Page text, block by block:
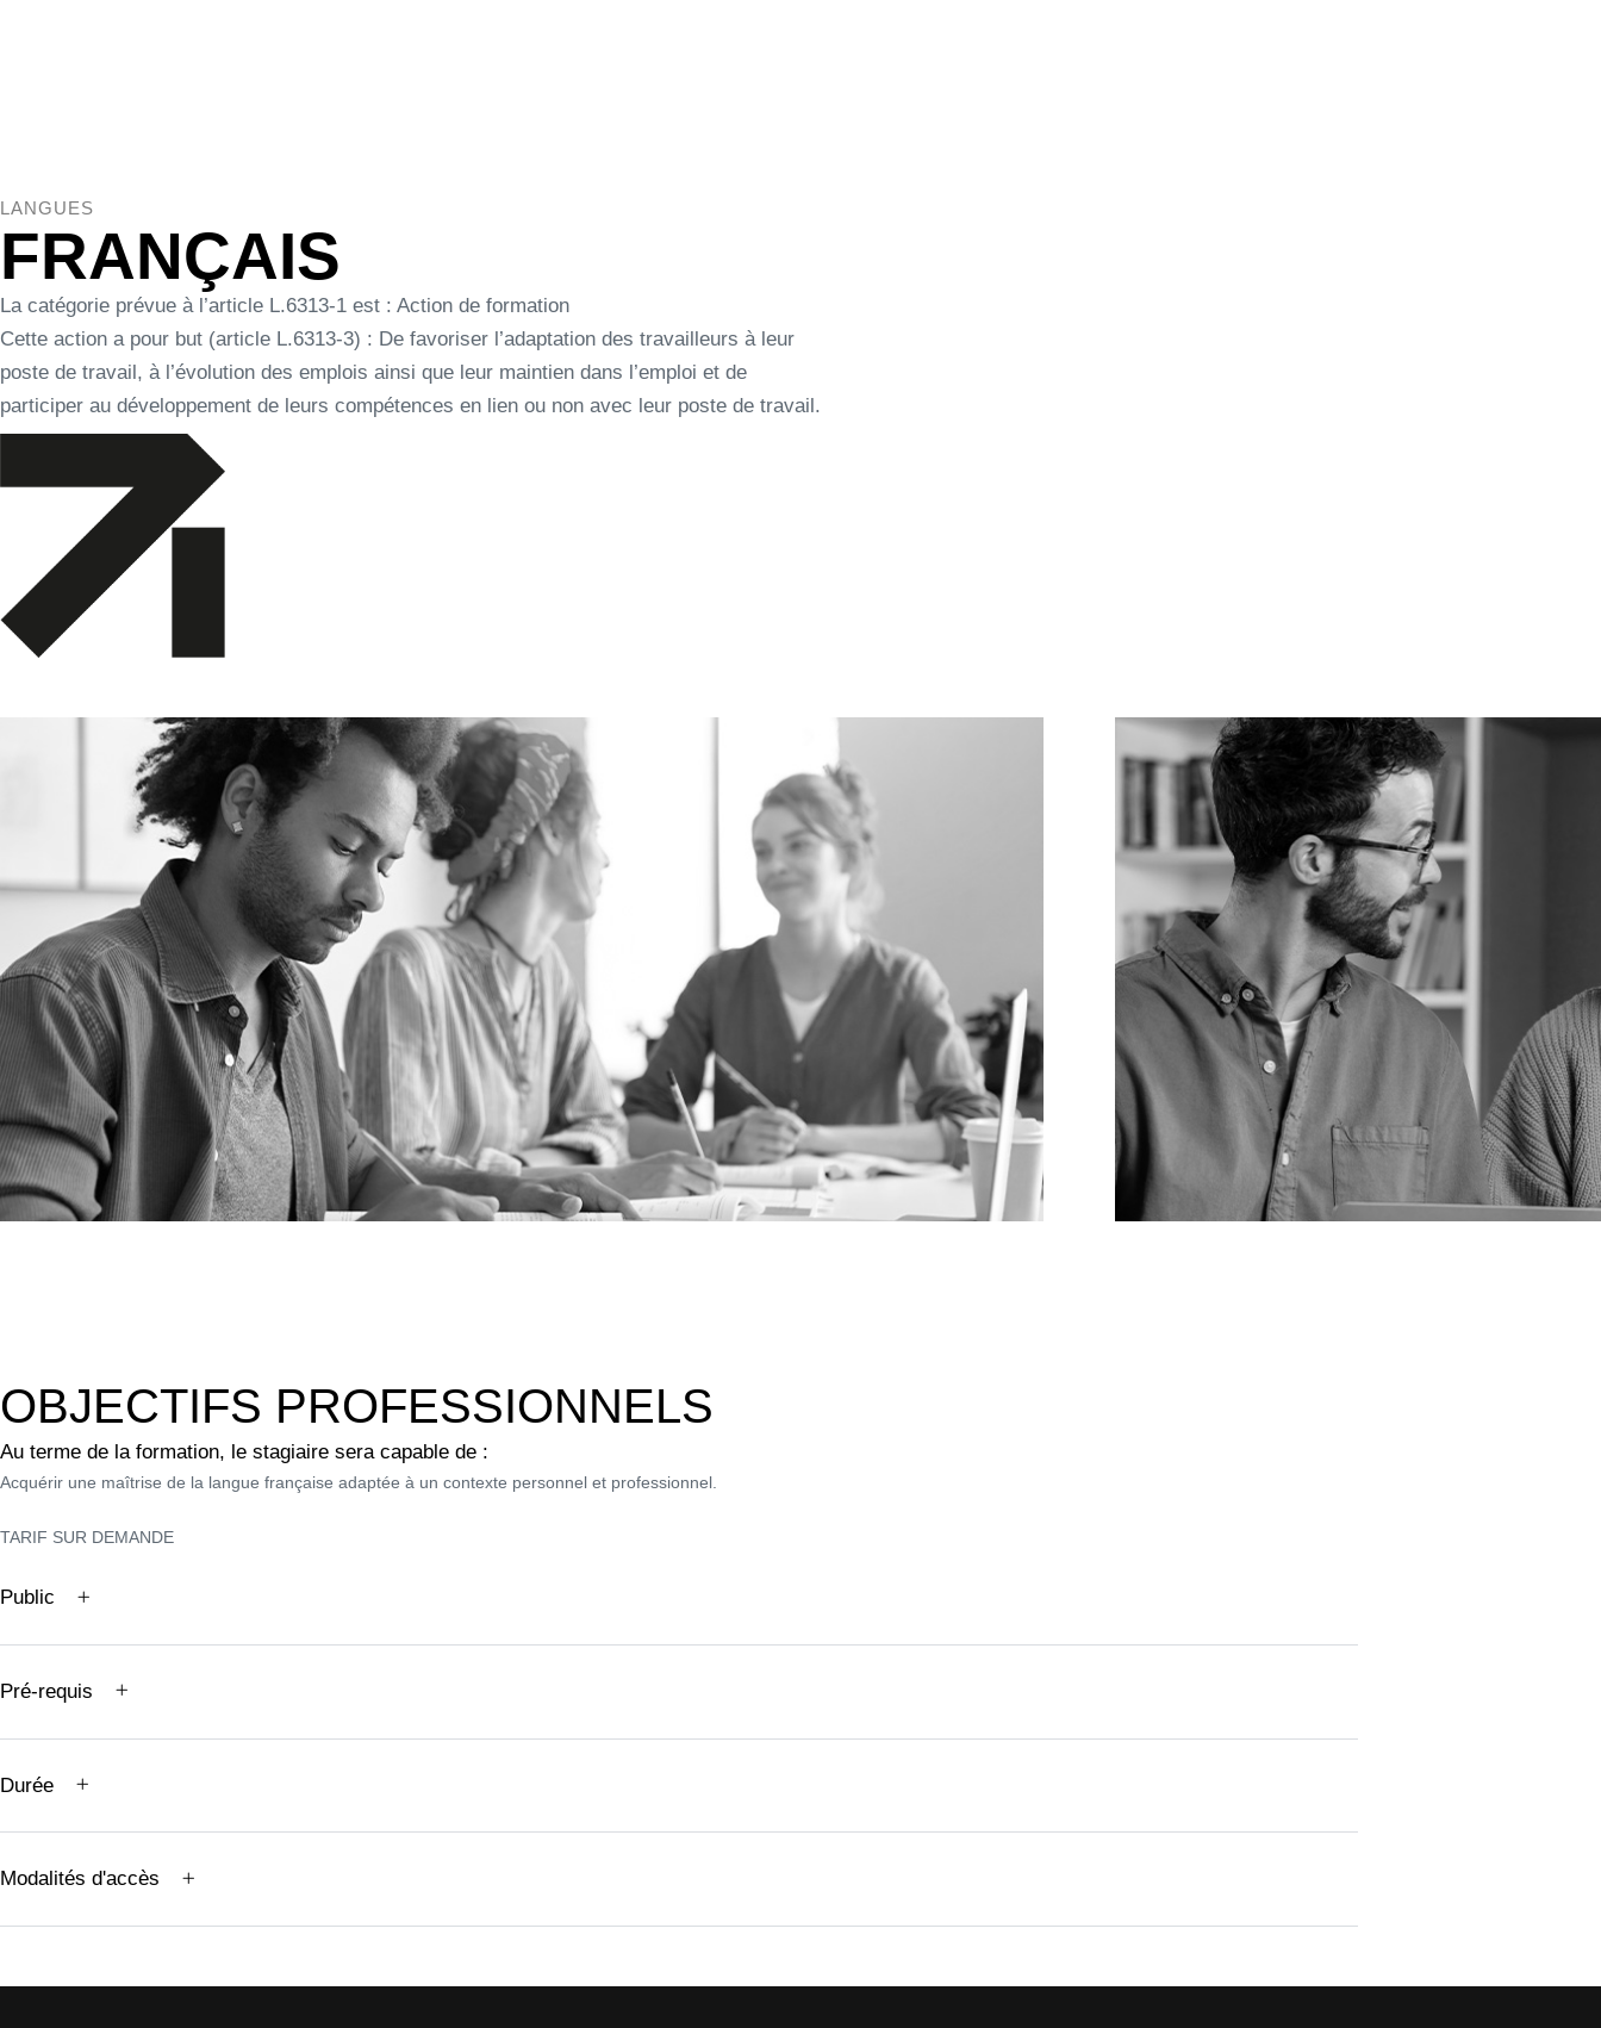
LANGUES
FRANÇAIS
La catégorie prévue à l’article L.6313-1 est : Action de formation
Cette action a pour but (article L.6313-3) : De favoriser l’adaptation des travailleurs à leur
poste de travail, à l’évolution des emplois ainsi que leur maintien dans l’emploi et de
participer au développement de leurs compétences en lien ou non avec leur poste de travail.
OBJECTIFS PROFESSIONNELS
Au terme de la formation, le stagiaire sera capable de :
Acquérir une maîtrise de la langue française adaptée à un contexte personnel et professionnel.
TARIF SUR DEMANDE
Public
Pré-requis
Durée
Modalités d'accès